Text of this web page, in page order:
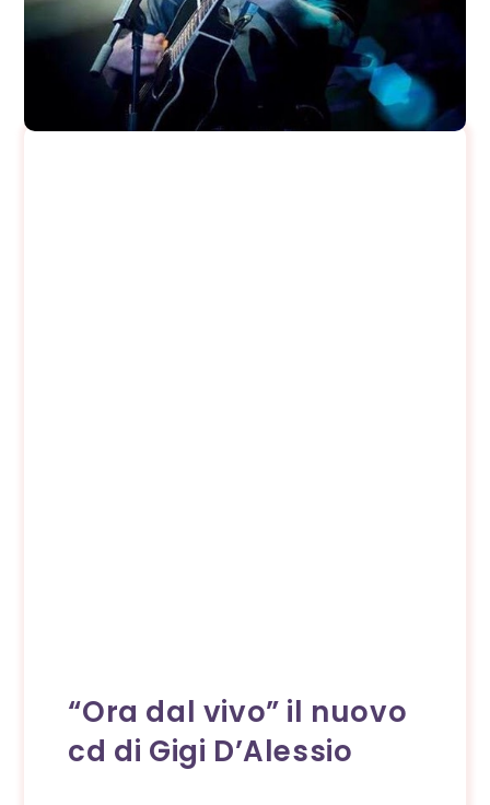
“Ora dal vivo” il nuovo
cd di Gigi D’Alessio